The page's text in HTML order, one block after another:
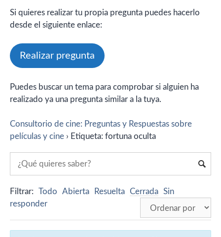
Si quieres realizar tu propia pregunta puedes hacerlo
desde el siguiente enlace:
Realizar pregunta
Puedes buscar un tema para comprobar si alguien ha
realizado ya una pregunta similar a la tuya.
Consultorio de cine: Preguntas y Respuestas sobre
películas y cine › Etiqueta: fortuna oculta
Filtrar: Todo Abierta Resuelta Cerrada Sin
responder